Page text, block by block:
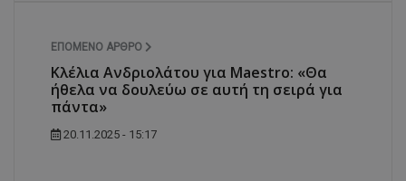
ΕΠΌΜΕΝΟ ΆΡΘΡΟ
Κλέλια Ανδριολάτου για Maestro: «Θα
ήθελα να δουλεύω σε αυτή τη σειρά για
πάντα»
20.11.2025 - 15:17